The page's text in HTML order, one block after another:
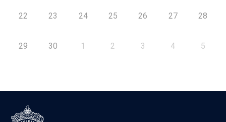
22 23 24 25 26 27 28
29 30 1 2 3 4 5